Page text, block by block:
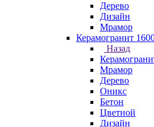
Дерево
Дизайн
Мрамор
Керамогранит
Назад
Мрамор
Дерево
Оникс
Бетон
Цветной
Дизайн